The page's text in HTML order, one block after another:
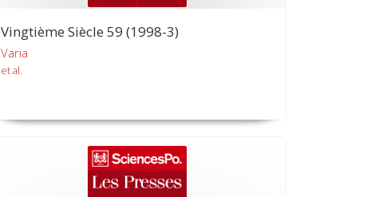
Vingtième Siècle 59 (1998-3)
Varia
et al.